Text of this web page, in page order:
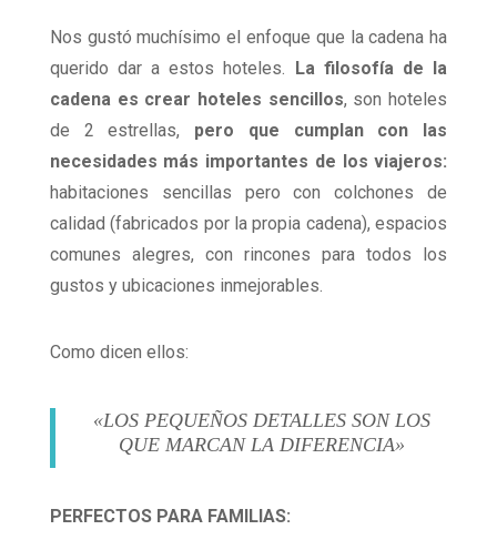
Nos gustó muchísimo el enfoque que la cadena ha
querido dar a estos hoteles. La filosofía de la
cadena es crear hoteles sencillos, son hoteles
de 2 estrellas, pero que cumplan con las
necesidades más importantes de los viajeros:
habitaciones sencillas pero con colchones de
calidad (fabricados por la propia cadena), espacios
comunes alegres, con rincones para todos los
gustos y ubicaciones inmejorables.
Como dicen ellos:
«LOS PEQUEÑOS DETALLES SON LOS
QUE MARCAN LA DIFERENCIA»
PERFECTOS PARA FAMILIAS: